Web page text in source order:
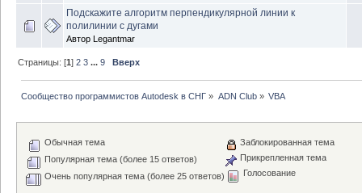
Подскажите алгоритм перпендикулярной линии к
полилинии с дугами
Автор Legantmar
Страницы: [1]2 3 ...9 Вверх
Сообщество программистов Autodesk в СНГ » ADN Club» VBA
Обычная тема
Популярная тема (более 15 ответов)
Очень популярная тема (более 25 ответов)
Заблокированная тема
Прикрепленная тема
Голосование